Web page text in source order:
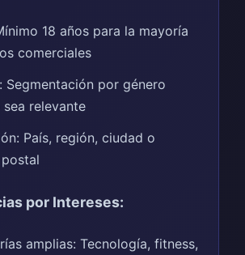
18 años para la mayoría
comerciales
Segmentación por género
relevante
País, región, ciudad o
por Intereses:
amplias: Tecnología, fitness,